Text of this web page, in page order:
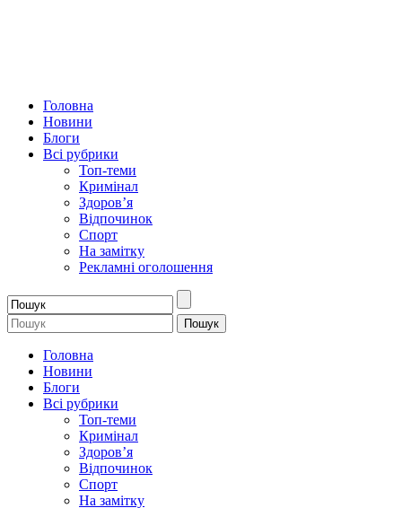
Головна
Новини
Блоги
Всі рубрики
Топ-теми
Кримінал
Здоров’я
Відпочинок
Спорт
На замітку
Рекламні оголошення
Головна
Новини
Блоги
Всі рубрики
Топ-теми
Кримінал
Здоров’я
Відпочинок
Спорт
На замітку